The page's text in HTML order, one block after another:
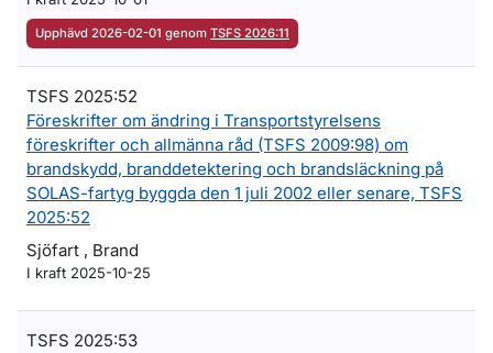
Upphävd 2026-02-01 genom TSFS 2026:11
TSFS 2025:52
Föreskrifter om ändring i Transportstyrelsens
föreskrifter och allmänna råd (TSFS 2009:98) om
brandskydd, branddetektering och brandsläckning på
SOLAS-fartyg byggda den 1 juli 2002 eller senare, TSFS
2025:52
Sjöfart , Brand
I kraft 2025-10-25
TSFS 2025:53